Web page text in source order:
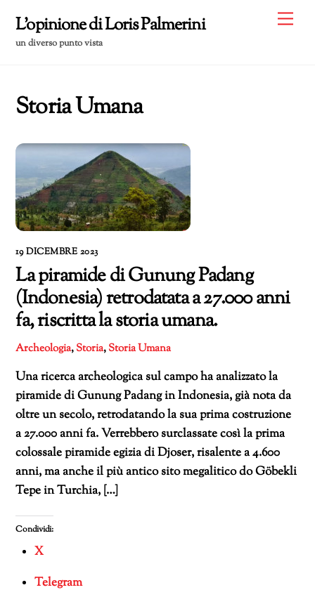
content
L'opinione di Loris Palmerini
un diverso punto vista
Storia Umana
19 DICEMBRE 2023
La piramide di Gunung Padang
(Indonesia) retrodatata a 27.000 anni
fa, riscritta la storia umana.
Archeologia,Storia,Storia Umana
Una ricerca archeologica sul campo ha analizzato la
piramide di Gunung Padang in Indonesia, già nota da
oltre un secolo, retrodatando la sua prima costruzione
a 27.000 anni fa. Verrebbero surclassate così la prima
colossale piramide egizia di Djoser, risalente a 4.600
anni, ma anche il più antico sito megalitico do Göbekli
Tepe in Turchia, […]
Condividi:
X
Telegram